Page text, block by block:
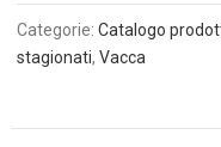
Categorie:Catalogo
stagionati,Vacca